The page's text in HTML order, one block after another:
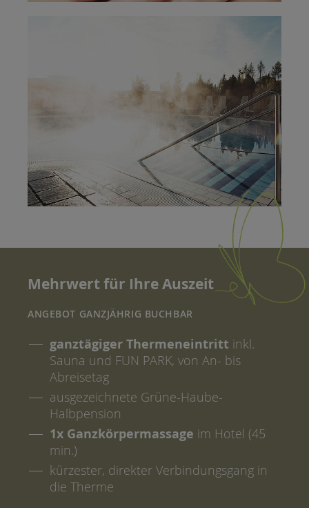
Mehrwert für Ihre Auszeit
ANGEBOT GANZJÄHRIG BUCHBAR
ganztägiger Thermeneintritt inkl.
Sauna und FUN PARK, von An- bis
Abreisetag
ausgezeichnete Grüne-Haube-
Halbpension
1x Ganzkörpermassage im Hotel (45
min.)
kürzester, direkter Verbindungsgang in
die Therme